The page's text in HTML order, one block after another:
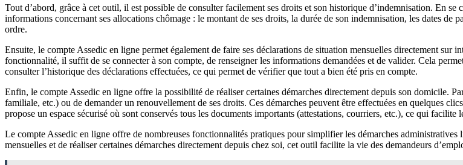
Tout d’abord, grâce à cet outil, il est possible de consulter facilement ses droits et son historique d’indemnisation. En
informations concernant ses allocations chômage : le montant de ses droits, la durée de son indemnisation, les dates de
ordre.
Ensuite, le compte Assedic en ligne permet également de faire ses déclarations de situation mensuelles directement
fonctionnalité, il suffit de se connecter à son compte, de renseigner les informations demandées et de valider. Cela
consulter l’historique des déclarations effectuées, ce qui permet de vérifier que tout a bien été pris en compte.
Enfin, le compte Assedic en ligne offre la possibilité de réaliser certaines démarches directement depuis son domicile.
familiale, etc.) ou de demander un renouvellement de ses droits. Ces démarches peuvent être effectuées en quelques
propose un espace sécurisé où sont conservés tous les documents importants (attestations, courriers, etc.), ce qui facilite
Le compte Assedic en ligne offre de nombreuses fonctionnalités pratiques pour simplifier les démarches administratives
mensuelles et de réaliser certaines démarches directement depuis chez soi, cet outil facilite la vie des demandeurs